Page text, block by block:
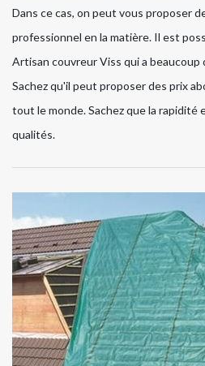
Dans ce cas, on peut vous proposer
professionnel en la matière. Il est
Artisan couvreur Viss qui a beaucoup
Sachez qu'il peut proposer des prix
tout le monde. Sachez que la rapidité
qualités.